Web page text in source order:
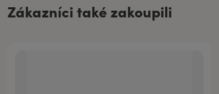
Zákazníci také zakoupili